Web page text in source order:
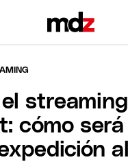
streaming
cómo será